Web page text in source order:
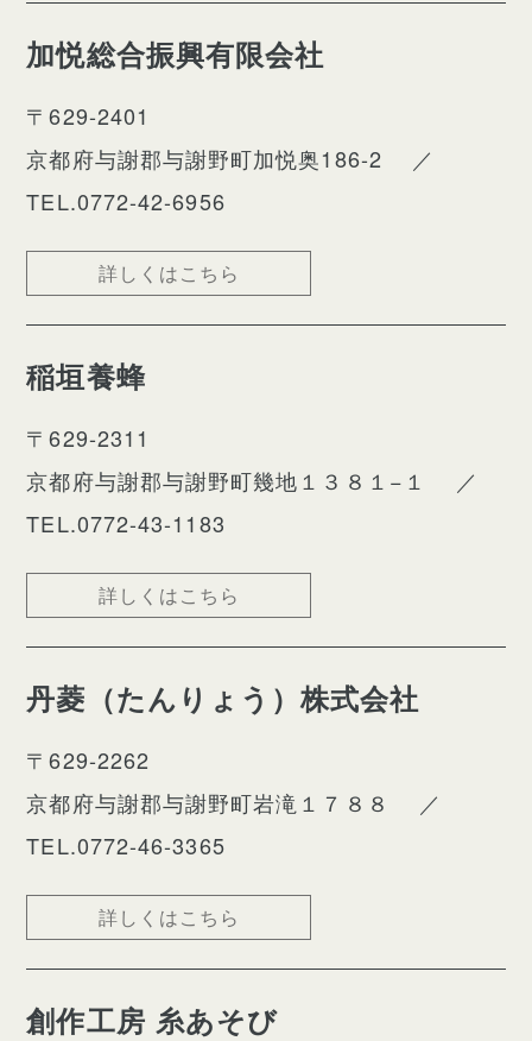
加悦総合振興有限会社
〒629-2401
京都府与謝郡与謝野町加悦奥186-2
／
TEL.0772-42-6956
詳しくはこちら
稲垣養蜂
〒629-2311
京都府与謝郡与謝野町幾地１３８１−１
／
TEL.0772-43-1183
詳しくはこちら
丹菱（たんりょう）株式会社
〒629-2262
京都府与謝郡与謝野町岩滝１７８８
／
TEL.0772-46-3365
詳しくはこちら
創作工房 糸あそび